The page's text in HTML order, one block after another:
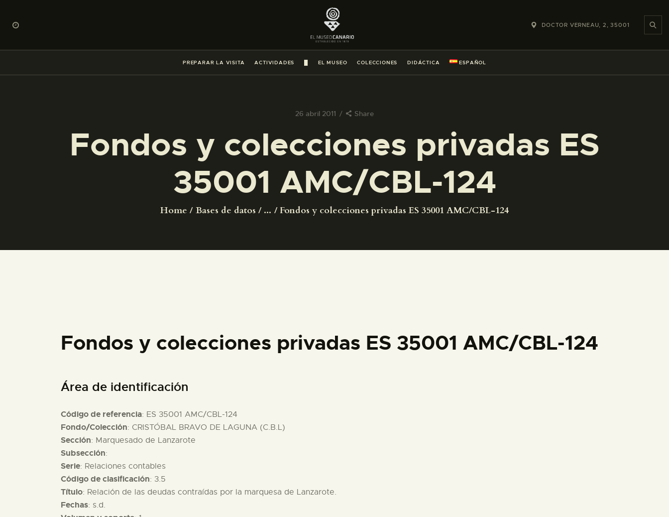
DOCTOR VERNEAU, 2, 35001
PREPARAR LA VISITA ACTIVIDADES EL MUSEO COLECCIONES DIDÁCTICA ESPAÑOL
26 abril 2011 Share
Fondos y colecciones privadas ES
35001 AMC/CBL-124
Home Bases de datos ... Fondos y colecciones privadas ES 35001 AMC/CBL-124
PREPARAR LA VISITA
ACTIVIDADES
█
COLECCIONES
DIDÁCTICA
ESPAÑOL
ESPAÑOL
Fondos y colecciones privadas ES 35001 AMC/CBL-124
Área de identificación
Código de referencia: ES 35001 AMC/CBL-124
Fondo/Colección: CRISTÓBAL BRAVO DE LAGUNA (C.B.L)
Sección: Marquesado de Lanzarote
Subsección:
Serie: Relaciones contables
Código de clasificación: 3.5
Título: Relación de las deudas contraídas por la marquesa de Lanzarote.
Fechas: s.d.